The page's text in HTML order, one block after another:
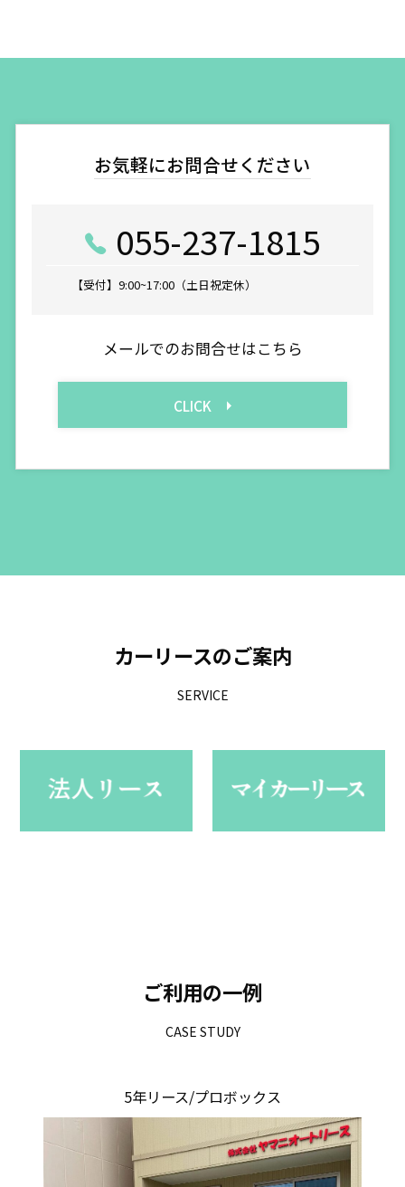
お気軽にお問合せください
055-237-1815
【受付】9:00~17:00（土日祝定休）
メールでのお問合せはこちら
CLICK
カーリースのご案内
SERVICE
ご利用の一例
CASE STUDY
5年リース/プロボックス